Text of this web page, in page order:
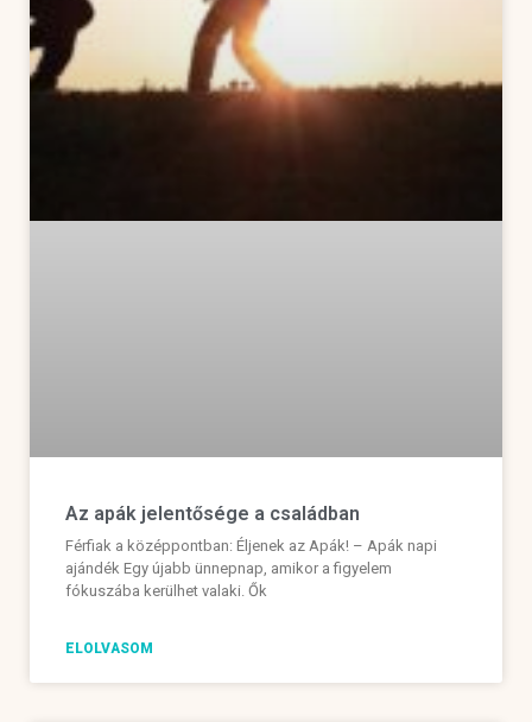
Az apák jelentősége a családban
Férfiak a középpontban: Éljenek az Apák! – Apák napi
ajándék Egy újabb ünnepnap, amikor a figyelem
fókuszába kerülhet valaki. Ők
ELOLVASOM